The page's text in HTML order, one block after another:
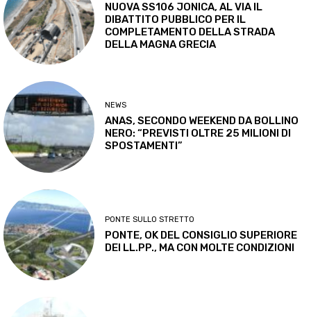
NUOVA SS106 JONICA, AL VIA IL
DIBATTITO PUBBLICO PER IL
COMPLETAMENTO DELLA STRADA
DELLA MAGNA GRECIA
NEWS
ANAS, SECONDO WEEKEND DA BOLLINO
NERO: “PREVISTI OLTRE 25 MILIONI DI
SPOSTAMENTI”
PONTE SULLO STRETTO
PONTE, OK DEL CONSIGLIO SUPERIORE
DEI LL.PP., MA CON MOLTE CONDIZIONI